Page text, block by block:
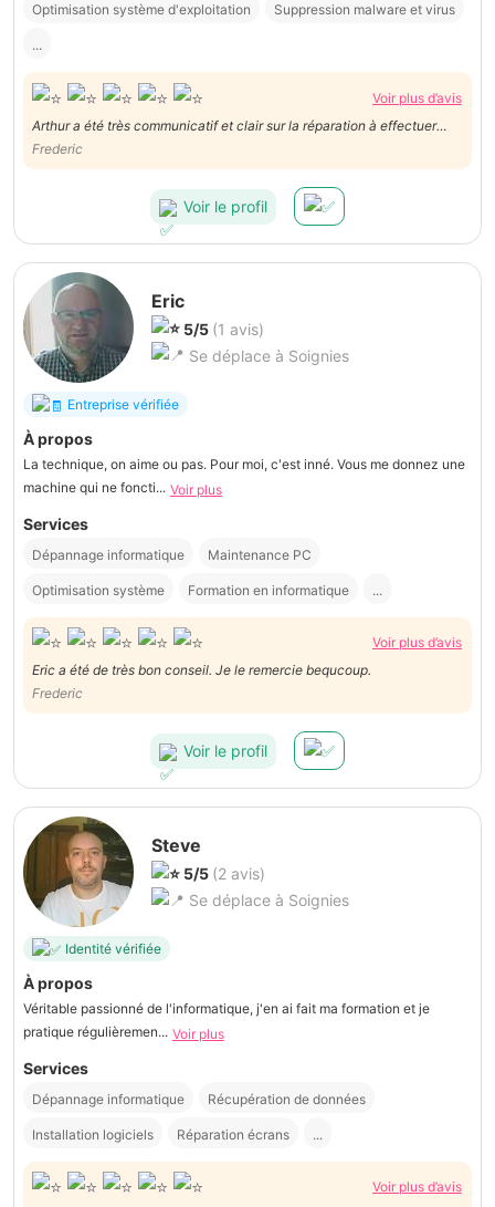
Optimisation système d'exploitation Suppression malware et virus
...
Voir plus d’avis
Arthur a été très communicatif et clair sur la réparation à effectuer
(rétro éclairage MacBook Air). Il a donné son prix après avoir expliqué
le probable problème. professionnel et efficace. Après deux jours, j’ai
Frederic
Voir le profil
Eric
5/5 (1 avis)
Se déplace à Soignies
Entreprise vérifiée
À propos
La technique, on aime ou pas. Pour moi, c'est inné. Vous me donnez une
machine qui ne foncti... Voir plus
Services
Dépannage informatique Maintenance PC
Optimisation système Formation en informatique ...
Voir plus d’avis
Eric a été de très bon conseil. Je le remercie bequcoup.
Frederic
Voir le profil
Steve
5/5 (2 avis)
Se déplace à Soignies
Identité vérifiée
À propos
Véritable passionné de l'informatique, j'en ai fait ma formation et je
pratique régulièremen... Voir plus
Services
Dépannage informatique Récupération de données
Installation logiciels Réparation écrans ...
Voir plus d’avis